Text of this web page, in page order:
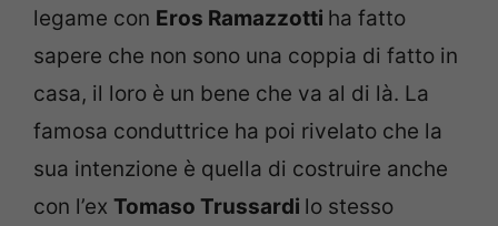
legame con Eros Ramazzotti ha fatto
sapere che non sono una coppia di fatto in
casa, il loro è un bene che va al di là. La
famosa conduttrice ha poi rivelato che la
sua intenzione è quella di costruire anche
con l’ex Tomaso Trussardi lo stesso